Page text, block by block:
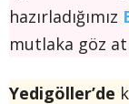
hazırladığımız
mutlaka göz
Yedigöller’de